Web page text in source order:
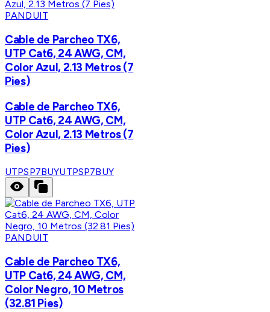
PANDUIT
Cable de Parcheo TX6,
UTP Cat6, 24 AWG, CM,
Color Azul, 2.13 Metros (7
Pies)
Cable de Parcheo TX6,
UTP Cat6, 24 AWG, CM,
Color Azul, 2.13 Metros (7
Pies)
UTPSP7BUYUTPSP7BUY
PANDUIT
Cable de Parcheo TX6,
UTP Cat6, 24 AWG, CM,
Color Negro, 10 Metros
(32.81 Pies)